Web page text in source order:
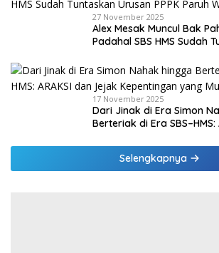
27 November 2025
Alex Mesak Muncul Bak
Padahal SBS HMS Sudah
17 November 2025
Dari Jinak di Era Simon
Berteriak di Era
Selengkapnya